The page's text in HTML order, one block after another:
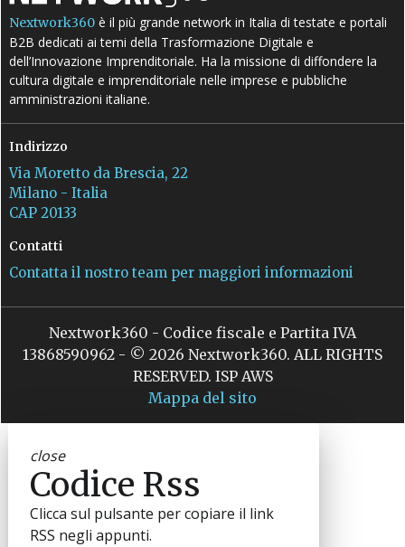
Nextwork360 è il più grande network in Italia di testate e portali
B2B dedicati ai temi della Trasformazione Digitale e
dell’Innovazione Imprenditoriale. Ha la missione di diffondere la
cultura digitale e imprenditoriale nelle imprese e pubbliche
amministrazioni italiane.
Indirizzo
Via Moretto da Brescia, 22
Milano - Italia
CAP 20133
Contatti
Contatta il nostro team per maggiori informazioni
Nextwork360 - Codice fiscale e Partita IVA
13868590962 - © 2026 Nextwork360. ALL RIGHTS
RESERVED. ISP AWS
Mappa del sito
close
Codice Rss
Clicca sul pulsante per copiare il link
RSS negli appunti.